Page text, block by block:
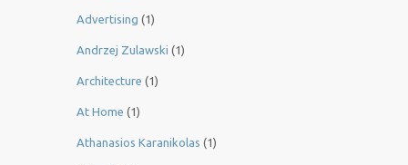
Advertising (1)
Andrzej Zulawski (1)
Architecture (1)
At Home (1)
Athanasios Karanikolas (1)